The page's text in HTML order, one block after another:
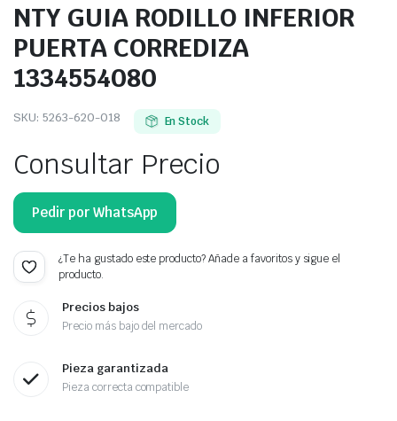
NTY GUIA RODILLO INFERIOR
PUERTA CORREDIZA
1334554080
SKU: 5263-620-018 En Stock
Consultar Precio
Pedir por WhatsApp
¿Te ha gustado este producto? Añade a favoritos y sigue el
producto.
Precios bajos
Precio más bajo del mercado
Pieza garantizada
Pieza correcta compatible